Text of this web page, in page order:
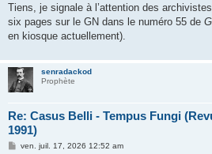
s
a
g
Tiens, je signale à l’attention des
six pages sur le GN dans le numéro 55 de
en kiosque actuellement).
senradackod
Prophète
Re: Casus Belli - Tempus Fungi
1991)
Mven. juil. 17, 2026 12:52 am